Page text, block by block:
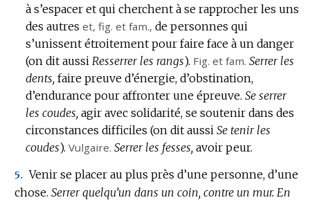
à s’espacer et qui cherchent à se rapprocher les uns
des autres et, fig. et fam., de personnes qui
s’unissent étroitement pour faire face à un danger
(on dit aussi Resserrer les rangs). Fig. et fam. Serrer les
dents, faire preuve d’énergie, d’obstination,
d’endurance pour affronter une épreuve. Se serrer
les coudes, agir avec solidarité, se soutenir dans des
circonstances difficiles (on dit aussi Se tenir les
coudes). Vulgaire. Serrer les fesses, avoir peur.
5. Venir se placer au plus près d’une personne, d’une
chose. Serrer quelqu’un dans un coin, contre un mur. En